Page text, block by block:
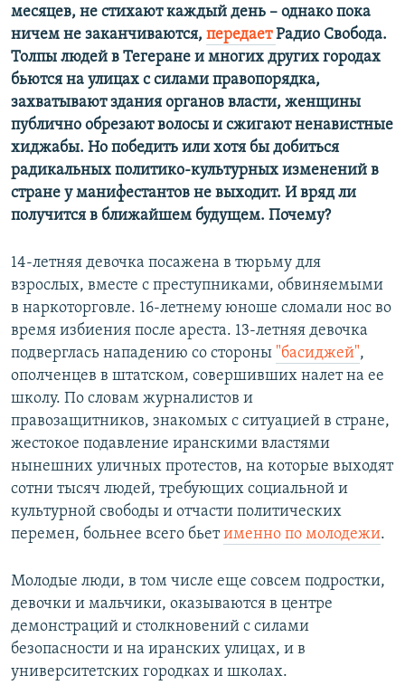
месяцев, не стихают каждый день – однако пока
ничем не заканчиваются, передаетРадио Свобода.
Толпы людей в Тегеране и многих других городах
бьются на улицах с силами правопорядка,
захватывают здания органов власти, женщины
публично обрезают волосы и сжигают ненавистные
хиджабы. Но победить или хотя бы добиться
радикальных политико-культурных изменений в
стране у манифестантов не выходит. И вряд ли
получится в ближайшем будущем. Почему?
14-летняя девочка посажена в тюрьму для
взрослых, вместе с преступниками, обвиняемыми
в наркоторговле. 16-летнему юноше сломали нос во
время избиения после ареста. 13-летняя девочка
подверглась нападению со стороны "басиджей",
ополченцев в штатском, совершивших налет на ее
школу. По словам журналистов и
правозащитников, знакомых с ситуацией в стране,
жестокое подавление иранскими властями
нынешних уличных протестов, на которые выходят
сотни тысяч людей, требующих социальной и
культурной свободы и отчасти политических
перемен, больнее всего бьетименно по молодежи.
Молодые люди, в том числе еще совсем подростки,
девочки и мальчики, оказываются в центре
демонстраций и столкновений с силами
безопасности и на иранских улицах, и в
университетских городках и школах.